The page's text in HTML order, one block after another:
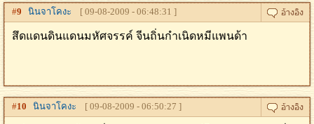
#9 นินจาโคงะ [ 09-08-2009 - 06:48:31 ]
สึดแดนดินแดนมหัศจรรค์ จีนถิ่นกำเนิดหมีแพนด้า
#10 นินจาโคงะ [ 09-08-2009 - 06:50:27 ]